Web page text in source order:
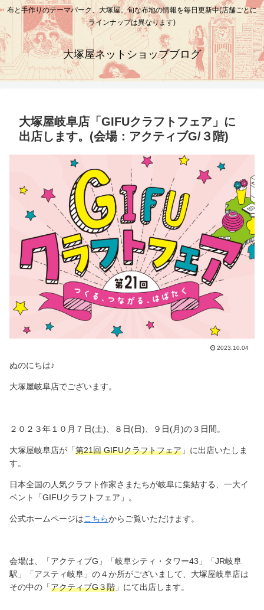
布と手作りのテーマパーク、大塚屋。旬な布地の情報を毎日更新中(店舗ごとに
ラインナップは異なります)
大塚屋ネットショップブログ
大塚屋岐阜店「GIFUクラフトフェア」に
出店します。(会場：アクティブG/３階)
2023.10.04
ぬのにちは♪
大塚屋岐阜店でございます。
２０２３年１０月７日(土)、８日(日)、９日(月)の３日間。
大塚屋岐阜店が「第21回 GIFUクラフトフェア 」に出店いたしま
す。
日本全国の人気クラフト作家さまたちが岐阜に集結する、一大イ
ベント「GIFUクラフトフェア」。
公式ホームページはこちらからご覧いただけます。
会場は、「アクティブG」「岐阜シティ・タワー43」「JR岐阜
駅」「アスティ岐阜」の４か所がございまして、大塚屋岐阜店は
その中の「アクティブG３階 」にて出店します。